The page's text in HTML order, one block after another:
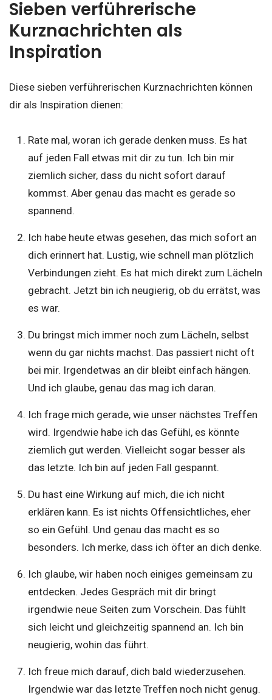
Sieben verführerische
Kurznachrichten als
Inspiration
Diese sieben verführerischen Kurznachrichten können
dir als Inspiration dienen:
Rate mal, woran ich gerade denken muss. Es hat
auf jeden Fall etwas mit dir zu tun. Ich bin mir
ziemlich sicher, dass du nicht sofort darauf
kommst. Aber genau das macht es gerade so
spannend.
Ich habe heute etwas gesehen, das mich sofort an
dich erinnert hat. Lustig, wie schnell man plötzlich
Verbindungen zieht. Es hat mich direkt zum Lächeln
gebracht. Jetzt bin ich neugierig, ob du errätst, was
es war.
Du bringst mich immer noch zum Lächeln, selbst
wenn du gar nichts machst. Das passiert nicht oft
bei mir. Irgendetwas an dir bleibt einfach hängen.
Und ich glaube, genau das mag ich daran.
Ich frage mich gerade, wie unser nächstes Treffen
wird. Irgendwie habe ich das Gefühl, es könnte
ziemlich gut werden. Vielleicht sogar besser als
das letzte. Ich bin auf jeden Fall gespannt.
Du hast eine Wirkung auf mich, die ich nicht
erklären kann. Es ist nichts Offensichtliches, eher
so ein Gefühl. Und genau das macht es so
besonders. Ich merke, dass ich öfter an dich denke.
Ich glaube, wir haben noch einiges gemeinsam zu
entdecken. Jedes Gespräch mit dir bringt
irgendwie neue Seiten zum Vorschein. Das fühlt
sich leicht und gleichzeitig spannend an. Ich bin
neugierig, wohin das führt.
Ich freue mich darauf, dich bald wiederzusehen.
Irgendwie war das letzte Treffen noch nicht genug.